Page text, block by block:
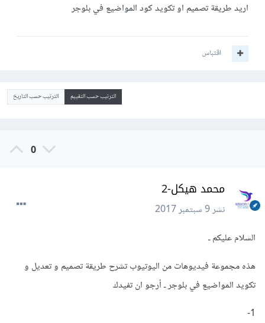
اريد طريقة تصميم او تكويد كود المواضيع في بلوجر
اقتباس
الترتيب حسب التقييم الترتيب حسب التاريخ
0
محمد هيكل-2
نشر9 سبتمبر 2017
السلام عليكم ـ
هذه مجموعة فيديوهات من اليوتيوب تشرح طريقة تصميم و تعديل و
تكويد المواضيع في بلوجر ـ أرجو ان تفيدك
1-